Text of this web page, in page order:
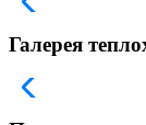
Галерея